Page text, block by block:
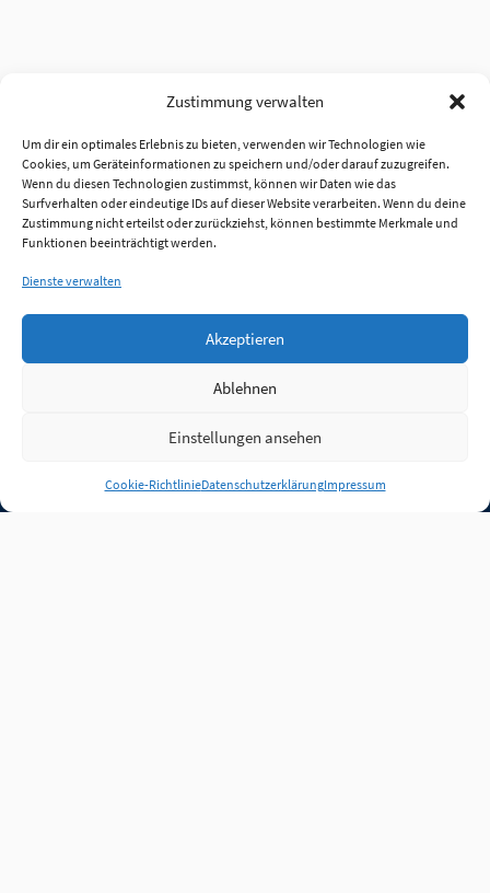
Zustimmung verwalten
Um dir ein optimales Erlebnis zu bieten, verwenden wir Technologien wie
Cookies, um Geräteinformationen zu speichern und/oder darauf zuzugreifen.
Wenn du diesen Technologien zustimmst, können wir Daten wie das
Surfverhalten oder eindeutige IDs auf dieser Website verarbeiten. Wenn du deine
Zustimmung nicht erteilst oder zurückziehst, können bestimmte Merkmale und
Funktionen beeinträchtigt werden.
Dienste verwalten
Akzeptieren
Ablehnen
Einstellungen ansehen
Cookie-RichtlinieDatenschutzerklärungImpressum
Anmelden
Jobs Partner FAQ Quellen